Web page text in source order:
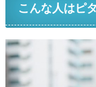
こんな人はピ